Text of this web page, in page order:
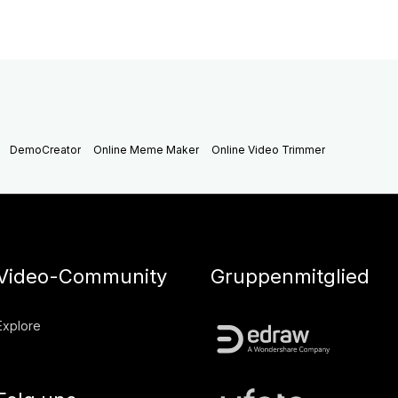
DemoCreator Online Meme Maker Online Video Trimmer
Community Gruppenmitglied